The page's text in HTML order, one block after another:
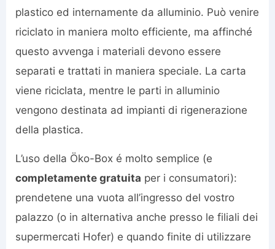
plastico ed internamente da alluminio. Può venire
riciclato in maniera molto efficiente, ma affinché
questo avvenga i materiali devono essere
separati e trattati in maniera speciale. La carta
viene riciclata, mentre le parti in alluminio
vengono destinata ad impianti di rigenerazione
della plastica.
L’uso della Öko-Box é molto semplice (e
completamente gratuita per i consumatori):
prendetene una vuota all’ingresso del vostro
palazzo (o in alternativa anche presso le filiali dei
supermercati Hofer) e quando finite di utilizzare